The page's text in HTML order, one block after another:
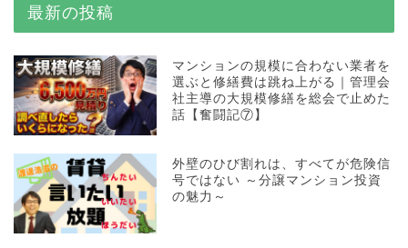
最新の投稿
マンションの規模に合わない業者を
選ぶと修繕費は跳ね上がる｜管理会
社主導の大規模修繕を総会で止めた
話【奮闘記⑦】
外壁のひび割れは、すべてが危険信
号ではない ～分譲マンション投資
の魅力～